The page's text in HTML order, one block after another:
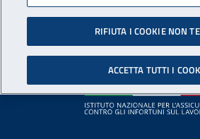
Footer
RIFIUTA I COOKIE NON
ACCETTA TUTTI I